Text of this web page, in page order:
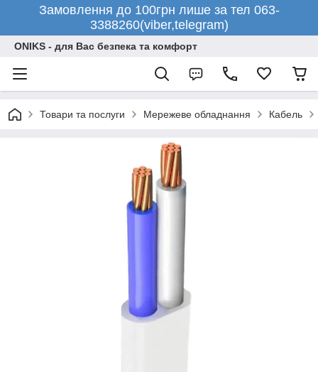
Замовлення до 100грн лише за тел 063-
3388260(viber,telegram)
ONIKS - для Вас безпека та комфорт
Товари та послуги Мережеве обладнання Кабель